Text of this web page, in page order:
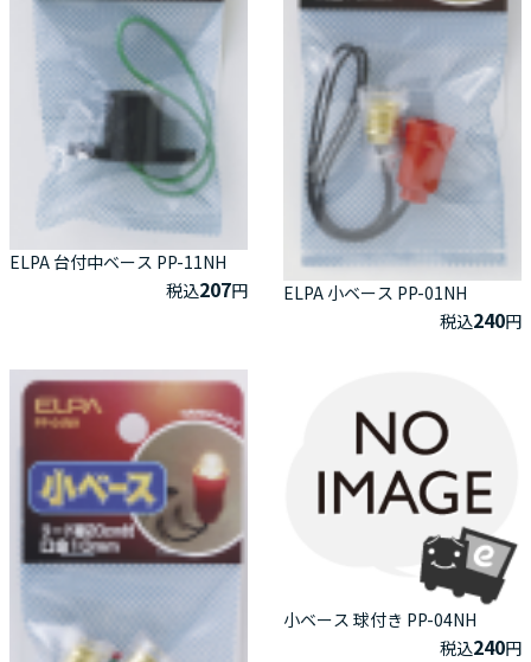
ELPA 台付中ベース PP-11NH
税込207円
ELPA 小ベース PP-01NH
税込240円
小ベース 球付き PP-04NH
税込240円